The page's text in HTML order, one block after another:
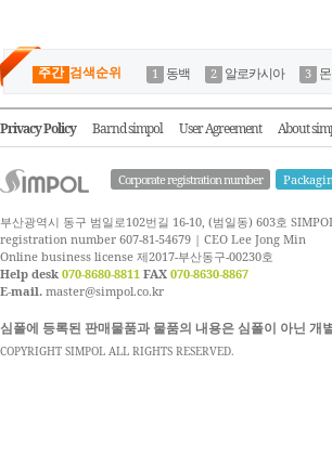
주간 검색순위 동백 알로카시아
Privacy Policy Barnd simpol User Agreement About
Corporate registration number
부산광역시 동구 범일로102번길 16-10, (범일동) 603호
registration number 607-81-54679 | CEO Lee Jong Min
Online business license 제2017-부산동구-00230호
Help desk 070-8680-8811 FAX 070-8630-8867
E-mail. master@simpol.co.kr
심폴에 등록된 판매물품과 물품의 내용은 심폴이 아닌
COPYRIGHT SIMPOL ALL RIGHTS RESERVED.